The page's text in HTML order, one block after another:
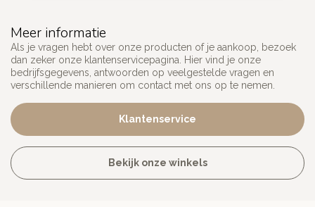
Meer informatie
Als je vragen hebt over onze producten of je aankoop, bezoek
dan zeker onze klantenservicepagina. Hier vind je onze
bedrijfsgegevens, antwoorden op veelgestelde vragen en
verschillende manieren om contact met ons op te nemen.
Klantenservice
Bekijk onze winkels